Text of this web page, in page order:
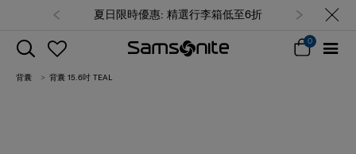
夏日限時優惠: 精選行李箱低至6折
0
背囊 背囊 15.6吋 TEAL